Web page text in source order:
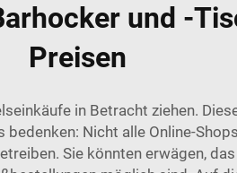
und -
Preisen
in Betracht ziehen.
Nicht alle Online-
Sie könnten erwägen,